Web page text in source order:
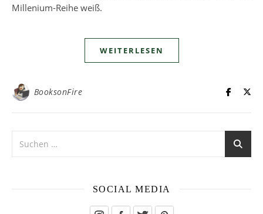
Millenium-Reihe weiß.
WEITERLESEN
BooksonFire
SOCIAL MEDIA